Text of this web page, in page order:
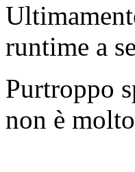
runtime a
Purtroppo
non è molto